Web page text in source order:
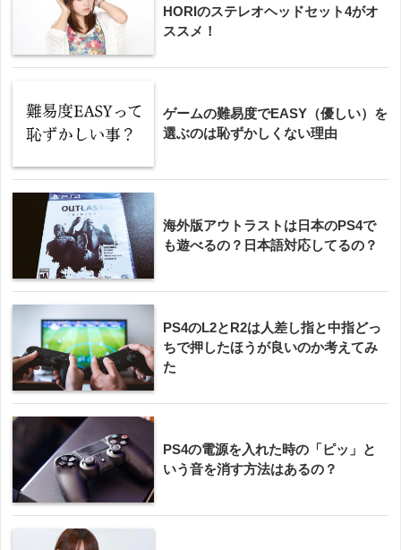
HORIのステレオヘッドセット4がオ
ススメ！
ゲームの難易度でEASY（優しい）を
選ぶのは恥ずかしくない理由
海外版アウトラストは日本のPS4で
も遊べるの？日本語対応してるの？
PS4のL2とR2は人差し指と中指どっ
ちで押したほうが良いのか考えてみ
た
PS4の電源を入れた時の「ピッ」と
いう音を消す方法はあるの？